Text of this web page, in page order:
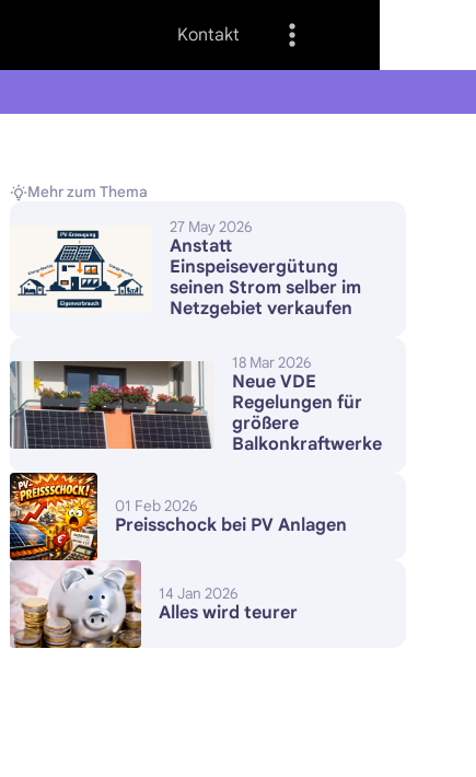
Kontakt
Mehr zum Thema
27 May 2026
Anstatt
Einspeisevergütung
seinen Strom selber im
Netzgebiet verkaufen
18 Mar 2026
Neue VDE
Regelungen für
größere
Balkonkraftwerke
01 Feb 2026
Preisschock bei PV Anlagen
14 Jan 2026
Alles wird teurer